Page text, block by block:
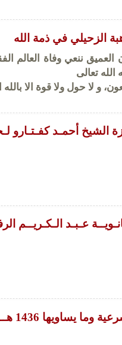
الزحيلي في ذمة الله
العميق ننعي وفاة العالم
تعالى
و لا حول ولا قوة الا
أحمـد كفـتـارو
عـبـد الـكـريــم
وما يساويها 1436 هــ